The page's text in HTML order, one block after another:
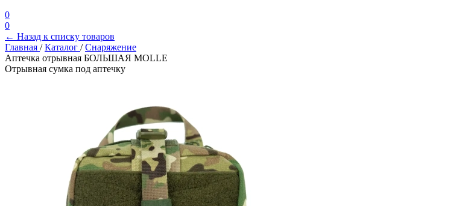
0
0
← Назад к списку товаров
Главная / Каталог / Снаряжение
Аптечка отрывная БОЛЬШАЯ MOLLE
Отрывная сумка под аптечку